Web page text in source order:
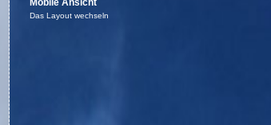
Mobile Ansicht
Das Layout wechseln